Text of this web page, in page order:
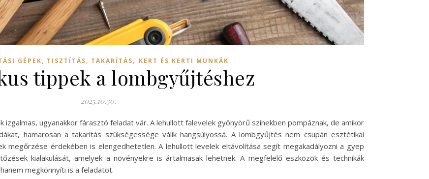
GÉPEK, TISZTÍTÁS, TAKARÍTÁS, KERT ÉS KERTI MUNKÁK
tippek a lombgyűjtéshez
2025.10.30.
ugyanakkor fárasztó feladat vár. A lehullott falevelek gyönyörű színekben pompáznak, de amikor
hamarosan a takarítás szükségessége válik hangsúlyossá. A lombgyűjtés nem csupán esztétikai
megőrzése érdekében is elengedhetetlen. A lehullott levelek eltávolítása segít megakadályozni a gyep
kialakulását, amelyek a növényekre is ártalmasak lehetnek. A megfelelő eszközök és technikák
megkönnyíti is a feladatot.